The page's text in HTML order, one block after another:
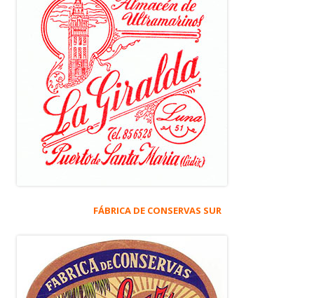
FÁBRICA DE CONSERVAS SUR